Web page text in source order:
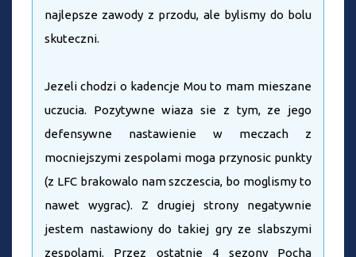
najlepsze zawody z przodu, ale bylismy do bolu
skuteczni.
Jezeli chodzi o kadencje Mou to mam mieszane
uczucia. Pozytywne wiaza sie z tym, ze jego
defensywne nastawienie w meczach z
mocniejszymi zespolami moga przynosic punkty
(z LFC brakowalo nam szczescia, bo moglismy to
nawet wygrac). Z drugiej strony negatywnie
jestem nastawiony do takiej gry ze slabszymi
zespolami. Przez ostatnie 4 sezony Pocha